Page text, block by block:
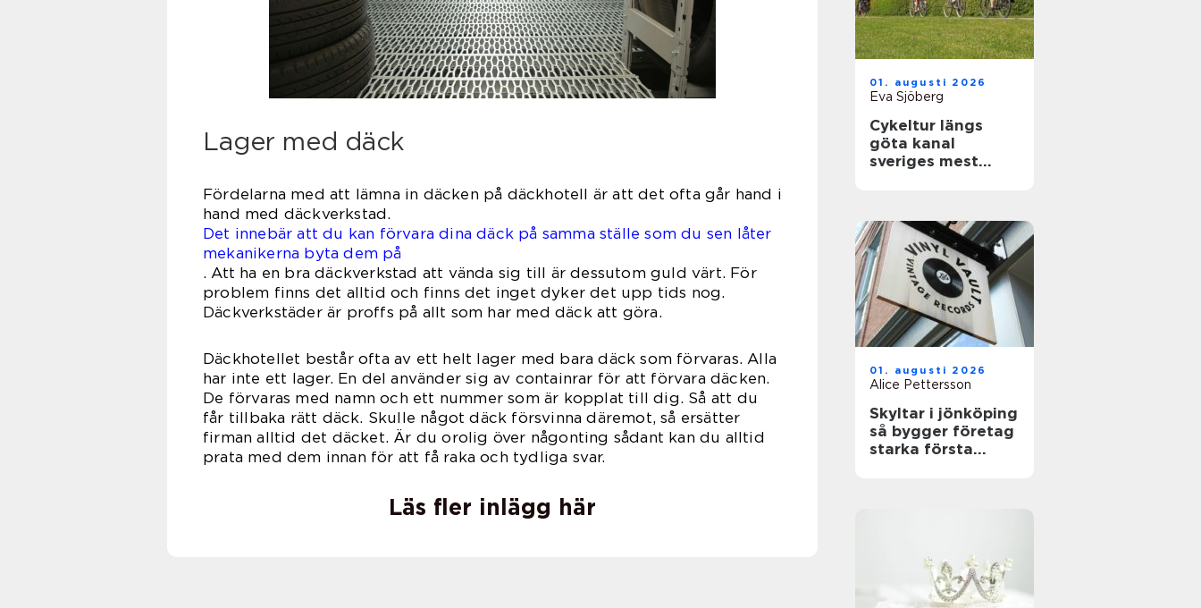
Lager med däck
Fördelarna med att lämna in däcken på däckhotell är att det ofta går hand i
hand med däckverkstad.
Det innebär att du kan förvara dina däck på samma ställe som du sen låter
mekanikerna byta dem på
. Att ha en bra däckverkstad att vända sig till är dessutom guld värt. För
problem finns det alltid och finns det inget dyker det upp tids nog.
Däckverkstäder är proffs på allt som har med däck att göra.
Däckhotellet består ofta av ett helt lager med bara däck som förvaras. Alla
har inte ett lager. En del använder sig av containrar för att förvara däcken.
De förvaras med namn och ett nummer som är kopplat till dig. Så att du
får tillbaka rätt däck. Skulle något däck försvinna däremot, så ersätter
firman alltid det däcket. Är du orolig över någonting sådant kan du alltid
prata med dem innan för att få raka och tydliga svar.
Läs fler inlägg här
01. augusti 2026
Eva Sjöberg
Cykeltur längs
göta kanal
sveriges mest
01. augusti 2026
Alice Pettersson
Skyltar i jönköping
så bygger företag
starka första